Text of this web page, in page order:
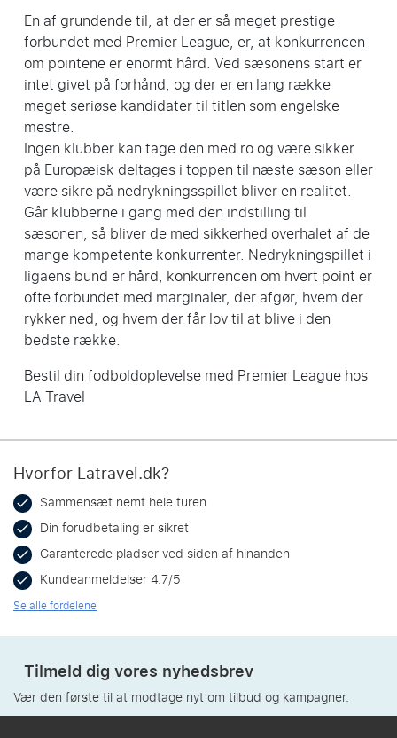
En af grundende til, at der er så meget prestige
forbundet med Premier League, er, at konkurrencen
om pointene er enormt hård. Ved sæsonens start er
intet givet på forhånd, og der er en lang række
meget seriøse kandidater til titlen som engelske
mestre.
Ingen klubber kan tage den med ro og være sikker
på Europæisk deltages i toppen til næste sæson eller
være sikre på nedrykningsspillet bliver en realitet.
Går klubberne i gang med den indstilling til
sæsonen, så bliver de med sikkerhed overhalet af de
mange kompetente konkurrenter. Nedrykningspillet i
ligaens bund er hård, konkurrencen om hvert point er
ofte forbundet med marginaler, der afgør, hvem der
rykker ned, og hvem der får lov til at blive i den
bedste række.
Bestil din fodboldoplevelse med Premier League hos
LA Travel
Hvorfor Latravel.dk?
Sammensæt nemt hele turen
Din forudbetaling er sikret
Garanterede pladser ved siden af hinanden
Kundeanmeldelser 4.7/5
Se alle fordelene
Tilmeld dig vores nyhedsbrev
Vær den første til at modtage nyt om tilbud og kampagner.